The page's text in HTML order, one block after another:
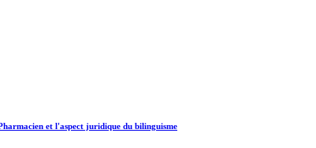
et l'aspect juridique du bilinguisme